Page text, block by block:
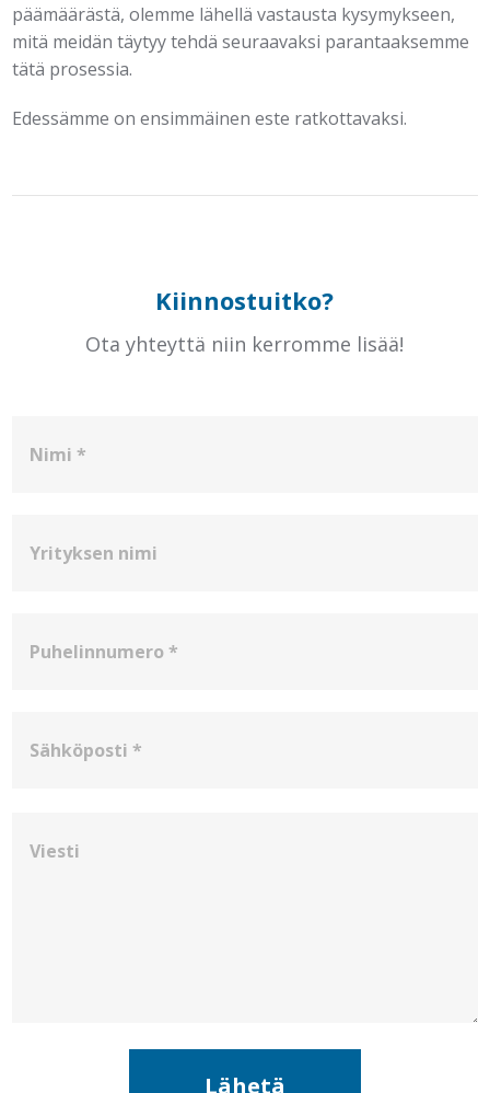
päämäärästä, olemme lähellä vastausta kysymykseen,
mitä meidän täytyy tehdä seuraavaksi parantaaksemme
tätä prosessia.
Edessämme on ensimmäinen este ratkottavaksi.
Kiinnostuitko?
Ota yhteyttä niin kerromme lisää!